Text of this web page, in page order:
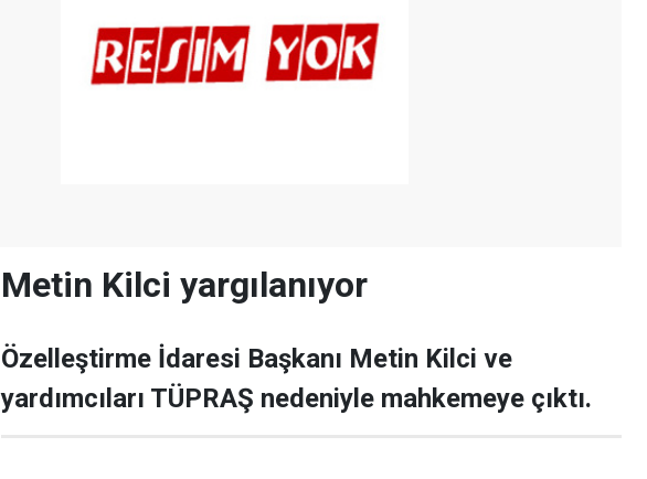
Metin Kilci yargılanıyor
Özelleştirme İdaresi Başkanı Metin Kilci ve
yardımcıları TÜPRAŞ nedeniyle mahkemeye çıktı.